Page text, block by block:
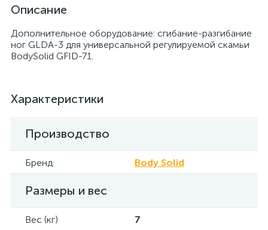
Описание
Дополнительное оборудование: сгибание-разгибание
ног GLDA-3 для универсальной регулируемой скамьи
BodySolid GFID-71.
Характеристики
Производство
Бренд Body Solid
Размеры и вес
Вес (кг) 7